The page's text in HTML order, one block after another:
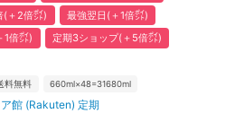
(＋2倍㌽)
最強翌日(＋1倍㌽)
1倍㌽)
定期3ショップ(＋5倍㌽)
料無料 660ml×48=31680ml
館 (Rakuten) 定期